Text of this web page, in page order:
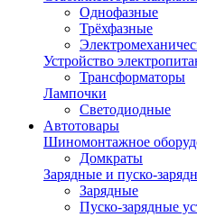
Однофазные
Трёхфазные
Устройство
Трансформаторы
Лампочки
Светодиодные
Автотовары
Шиномонтажное
Домкраты
Зарядные и пуско-
Зарядные
Пуско-зарядные